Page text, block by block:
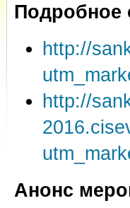
Подробное
http://
http://
Анонс